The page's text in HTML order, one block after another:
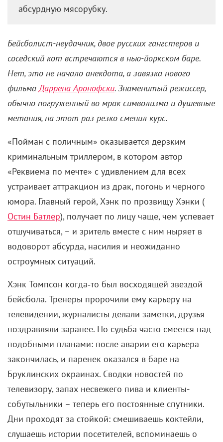
абсурдную мясорубку.
Бейсболист-неудачник, двое русских гангстеров и
соседский кот встречаются в нью-йоркском баре.
Нет, это не начало анекдота, а завязка нового
фильмаДаррена Аронофски. Знаменитый режиссер,
обычно погруженный во мрак символизма и душевные
метания, на этот раз резко сменил курс.
«Пойман с поличным» оказывается дерзким
криминальным триллером, в котором автор
«Реквиема по мечте» с удивлением для всех
устраивает аттракцион из драк, погонь и черного
юмора. Главный герой, Хэнк по прозвищу Хэнки (
Остин Батлер), получает по лицу чаще, чем успевает
отшучиваться, – и зритель вместе с ним ныряет в
водоворот абсурда, насилия и неожиданно
остроумных ситуаций.
Хэнк Томпсон когда‑то был восходящей звездой
бейсбола. Тренеры пророчили ему карьеру на
телевидении, журналисты делали заметки, друзья
поздравляли заранее. Но судьба часто смеется над
подобными планами: после аварии его карьера
закончилась, и паренек оказался в баре на
Бруклинских окраинах. Сводки новостей по
телевизору, запах несвежего пива и клиенты-
собутыльники – теперь его постоянные спутники.
Дни проходят за стойкой: смешиваешь коктейли,
слушаешь истории посетителей, вспоминаешь о